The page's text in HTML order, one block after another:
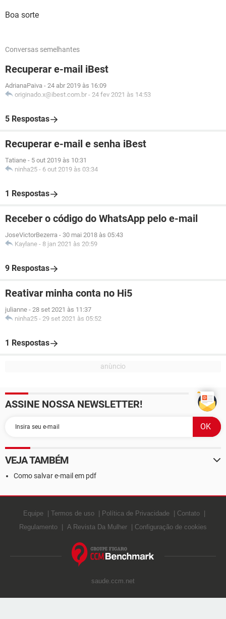
Boa sorte
Conversas semelhantes
Recuperar e-mail iBest
AdrianaPaiva - 24 abr 2019 às 16:09
originado.x@ibest.com.br - 24 fev 2021 às 14:53
5 Respostas
Recuperar e-mail e senha iBest
Tatiane - 5 out 2019 às 10:31
ninha25 - 6 out 2019 às 03:34
1 Respostas
Receber o código do WhatsApp pelo e-mail
JoseVictorBezerra - 30 mai 2018 às 05:43
Kaylane - 8 jan 2021 às 20:59
9 Respostas
Reativar minha conta no Hi5
julianne - 28 set 2021 às 11:37
ninha25 - 29 set 2021 às 05:52
1 Respostas
ASSINE NOSSA NEWSLETTER!
VEJA TAMBÉM
Como salvar e-mail em pdf
Equipe Termos de uso Política de Privacidade
Contato
Regulamento
A Revista Da Mulher Configuração de cookies
saude.ccm.net